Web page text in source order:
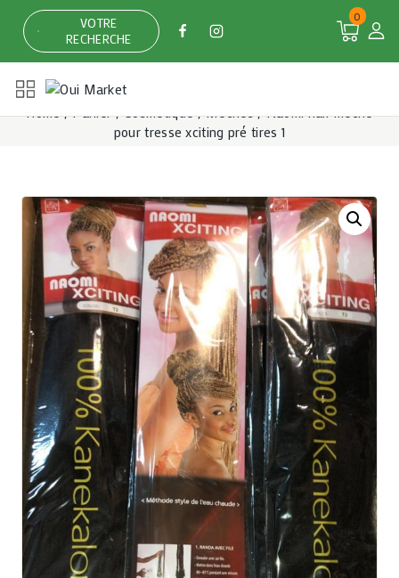
content
VOTRE
RECHERCHE
0
Home / Panier / Cosmétique / Mèches / Naomi hair mèche
pour tresse xciting pré tires 1